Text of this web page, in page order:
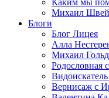
Каким мы
Михаил
Блоги
Блог Лицея
Алла
Михаил
Родословная
Вернисаж с